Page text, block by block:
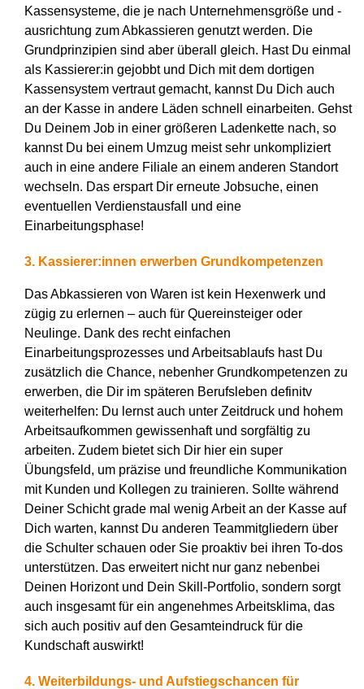
Kassensysteme, die je nach Unternehmensgröße und -
ausrichtung zum Abkassieren genutzt werden. Die
Grundprinzipien sind aber überall gleich. Hast Du einmal
als Kassierer:in gejobbt und Dich mit dem dortigen
Kassensystem vertraut gemacht, kannst Du Dich auch
an der Kasse in andere Läden schnell einarbeiten. Gehst
Du Deinem Job in einer größeren Ladenkette nach, so
kannst Du bei einem Umzug meist sehr unkompliziert
auch in eine andere Filiale an einem anderen Standort
wechseln. Das erspart Dir erneute Jobsuche, einen
eventuellen Verdienstausfall und eine
Einarbeitungsphase!
3. Kassierer:innen erwerben Grundkompetenzen
Das Abkassieren von Waren ist kein Hexenwerk und
zügig zu erlernen – auch für Quereinsteiger oder
Neulinge. Dank des recht einfachen
Einarbeitungsprozesses und Arbeitsablaufs hast Du
zusätzlich die Chance, nebenher Grundkompetenzen zu
erwerben, die Dir im späteren Berufsleben definitv
weiterhelfen: Du lernst auch unter Zeitdruck und hohem
Arbeitsaufkommen gewissenhaft und sorgfältig zu
arbeiten. Zudem bietet sich Dir hier ein super
Übungsfeld, um präzise und freundliche Kommunikation
mit Kunden und Kollegen zu trainieren. Sollte während
Deiner Schicht grade mal wenig Arbeit an der Kasse auf
Dich warten, kannst Du anderen Teammitgliedern über
die Schulter schauen oder Sie proaktiv bei ihren To-dos
unterstützen. Das erweitert nicht nur ganz nebenbei
Deinen Horizont und Dein Skill-Portfolio, sondern sorgt
auch insgesamt für ein angenehmes Arbeitsklima, das
sich auch positiv auf den Gesamteindruck für die
Kundschaft auswirkt!
4. Weiterbildungs- und Aufstiegschancen für